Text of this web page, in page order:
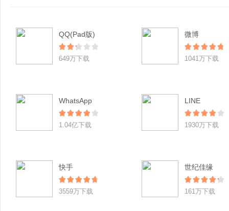
QQ(Pad版)
649万下载
微博
1041万下载
WhatsApp
1.04亿下载
LINE
1930万下载
快手
3559万下载
世纪佳缘
161万下载